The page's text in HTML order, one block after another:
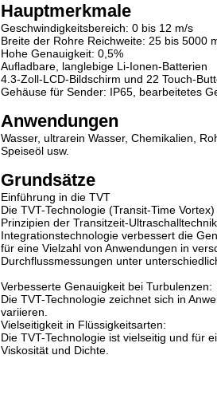
Hauptmerkmale
Geschwindigkeitsbereich: 0 bis 12 m/s
Breite der Rohre Reichweite: 25 bis 5000
Hohe Genauigkeit: 0,5%
Aufladbare, langlebige Li-Ionen-Batterien
4.3-Zoll-LCD-Bildschirm und 22 Touch-
Gehäuse für Sender: IP65, bearbeitetes
Anwendungen
Wasser, ultrarein Wasser, Chemikalien,
Speiseöl usw.
Grundsätze
Einführung in die TVT
Die TVT-Technologie (Transit-Time
Prinzipien der Transitzeit-
Integrationstechnologie verbessert die
für eine Vielzahl von Anwendungen in
Durchflussmessungen unter
Verbesserte Genauigkeit bei Turbulenzen:
Die TVT-Technologie zeichnet sich in
variieren.
Vielseitigkeit in Flüssigkeitsarten:
Die TVT-Technologie ist vielseitig und für
Viskosität und Dichte.